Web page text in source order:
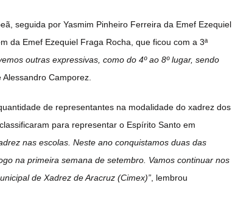
seguida por Yasmim Pinheiro Ferreira da Emef Ezequiel
da Emef Ezequiel Fraga Rocha, que ficou com a 3ª
outras expressivas, como do 4º ao 8º lugar, sendo
Alessandro Camporez.
de representantes na modalidade do xadrez dos
para representar o Espírito Santo em
nas escolas. Neste ano conquistamos duas das
na primeira semana de setembro. Vamos continuar nos
de Xadrez de Aracruz (Cimex)” , lembrou